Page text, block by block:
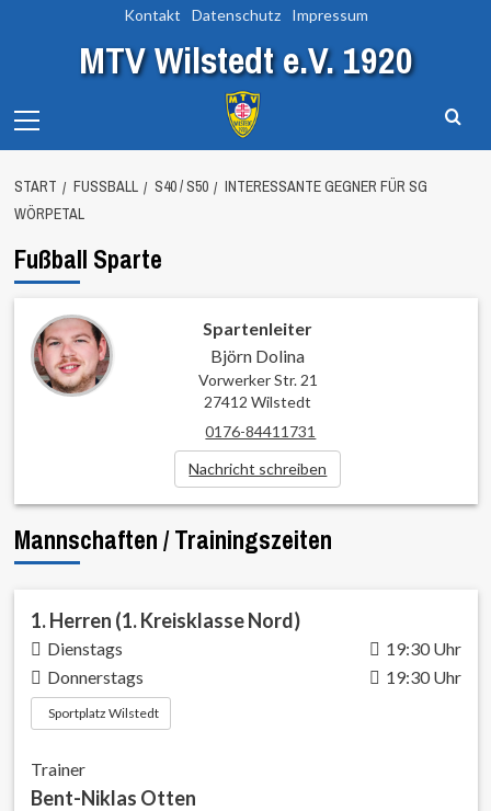
Kontakt Datenschutz Impressum
MTV Wilstedt e.V. 1920
Menu
START FUSSBALL S40 / S50
INTERESSANTE GEGNER FÜR SG
WÖRPETAL
Fußball Sparte
Spartenleiter
Björn Dolina
Vorwerker Str. 21
27412 Wilstedt
0176-84411731
Nachricht schreiben
Mannschaften / Trainingszeiten
1. Herren (1. Kreisklasse Nord)
Dienstags
19:30 Uhr
Donnerstags
19:30 Uhr
Sportplatz Wilstedt
Trainer
Bent-Niklas Otten